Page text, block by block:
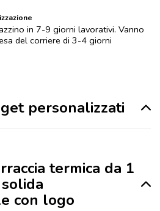
in 7-9 giorni lavorativi. Vanno
del corriere di 3-4 giorni
personalizzati
termica da 1
con logo